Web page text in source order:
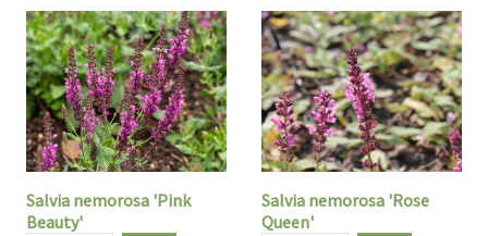
Salvia nemorosa 'Pink
Beauty'
Salvia nemorosa 'Rose
Queen'